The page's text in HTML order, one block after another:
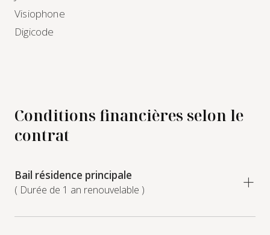
Visiophone
Digicode
Conditions financières selon le
contrat
Bail résidence principale
( Durée de 1 an renouvelable )